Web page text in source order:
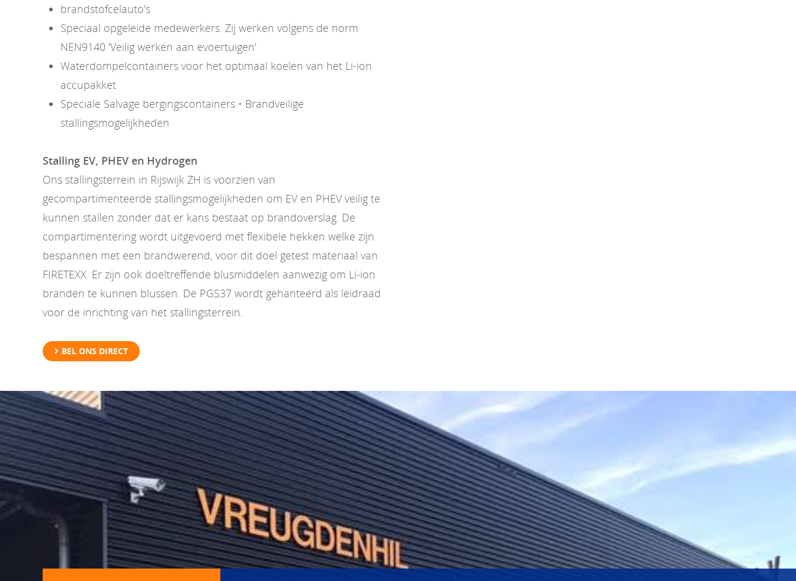
brandstofcelauto's
Speciaal opgeleide medewerkers. Zij werken volgens de norm
NEN9140 'Veilig werken aan evoertuigen'
Waterdompelcontainers voor het optimaal koelen van het Li-ion
accupakket
Speciale Salvage bergingscontainers • Brandveilige
stallingsmogelijkheden
Stalling EV, PHEV en Hydrogen
Ons stallingsterrein in Rijswijk ZH is voorzien van
gecompartimenteerde stallingsmogelijkheden om EV en PHEV veilig te
kunnen stallen zonder dat er kans bestaat op brandoverslag. De
compartimentering wordt uitgevoerd met flexibele hekken welke zijn
bespannen met een brandwerend, voor dit doel getest materiaal van
FIRETEXX. Er zijn ook doeltreffende blusmiddelen aanwezig om Li-ion
branden te kunnen blussen. De PGS37 wordt gehanteerd als leidraad
voor de inrichting van het stallingsterrein.
BEL ONS DIRECT